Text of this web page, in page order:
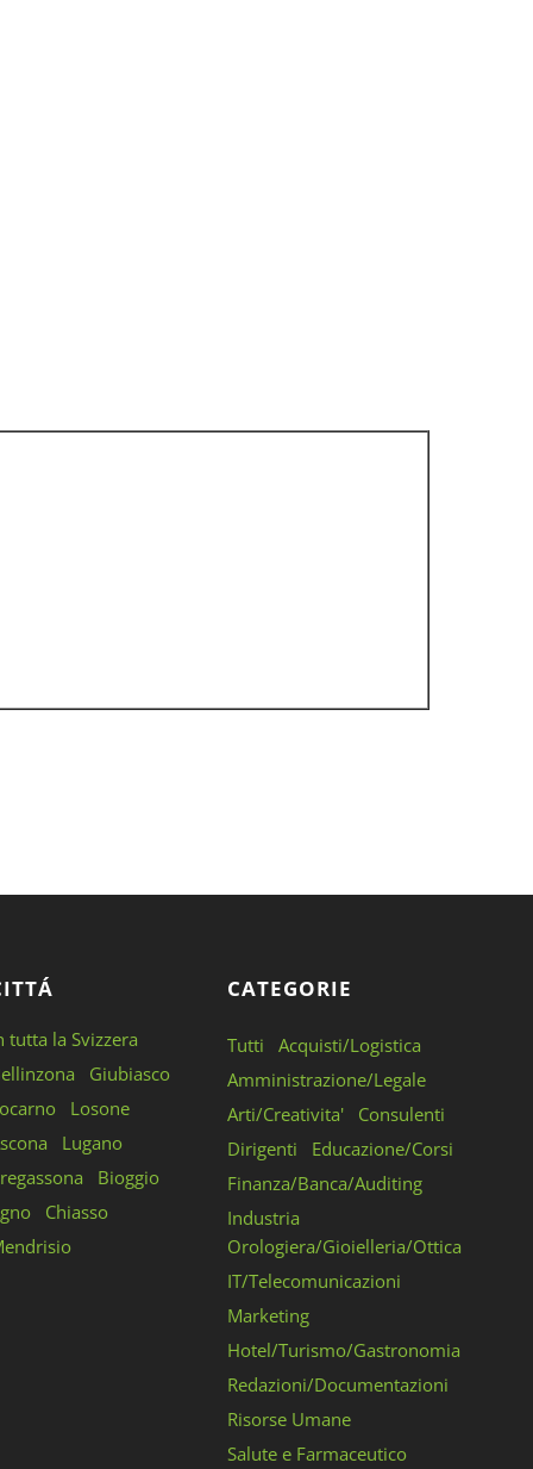
tutta la Svizzera
Giubiasco
Losone
Lugano
Bioggio
Chiasso
CATEGORIE
Tutti
Acquisti/Logistica
Amministrazione/Legale
Arti/Creativita'
Consulenti
Dirigenti
Educazione/Corsi
Finanza/Banca/Auditing
Industria
Orologiera/Gioielleria/Ottica
IT/Telecomunicazioni
Marketing
Hotel/Turismo/Gastronomia
Redazioni/Documentazioni
Risorse Umane
Salute e Farmaceutico